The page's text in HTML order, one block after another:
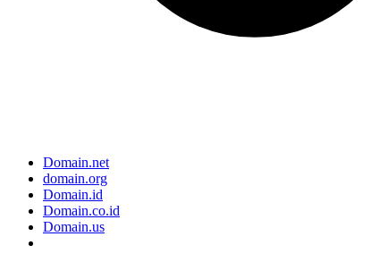
Domain.net
domain.org
Domain.id
Domain.co.id
Domain.us